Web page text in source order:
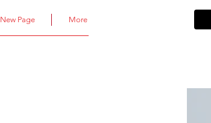
New Page More